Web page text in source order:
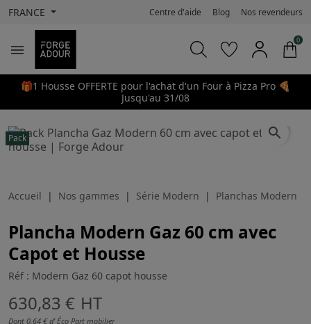
FRANCE Centre d'aide Blog Nos revendeurs

0
🎁1 Housse OFFERTE pour l'achat d'un Four à Pizza Pro 🍕
Jusqu'au 31/08
Pack search
Accueil Nos gammes Série Modern Planchas Modern
Plancha Modern Gaz 60 cm avec
Capot et Housse
Réf : Modern Gaz 60 capot housse
630,83 € HT
Dont 0,64 € d’ Éco Part mobilier